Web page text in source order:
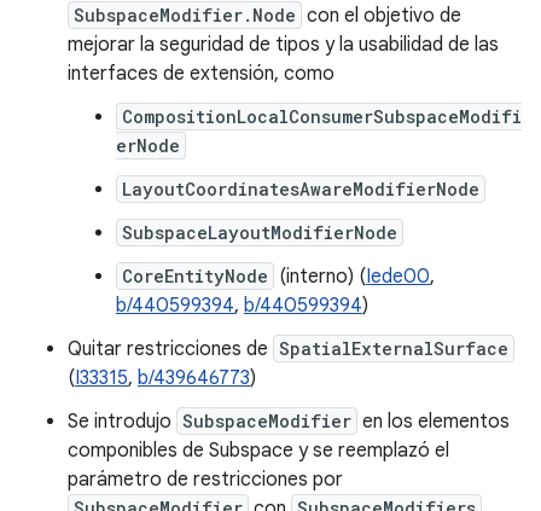
SubspaceModifier.Node con el objetivo de
mejorar la seguridad de tipos y la usabilidad de las
interfaces de extensión, como
CompositionLocalConsumerSubspaceModifi
erNode
LayoutCoordinatesAwareModifierNode
SubspaceLayoutModifierNode
CoreEntityNode (interno) (Iede00,
b/440599394, b/440599394)
Quitar restricciones de SpatialExternalSurface
(I33315, b/439646773)
Se introdujo SubspaceModifier en los elementos
componibles de Subspace y se reemplazó el
parámetro de restricciones por